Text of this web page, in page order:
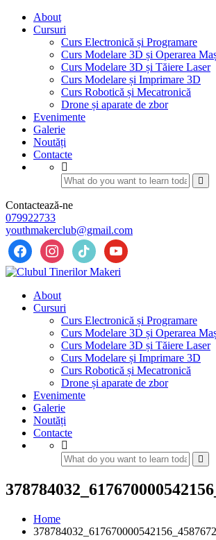
About
Cursuri
Curs Electronică și Programare
Curs Modelare 3D și Operarea
Curs Modelare 3D și Tăiere Laser
Curs Modelare și Imprimare 3D
Curs Robotică și Mecatronică
Drone și aparate de zbor
Evenimente
Galerie
Noutăți
Contacte
Contactează-ne
079922733
youthmakerclub@gmail.com
facebookinstagramtiktok youtube
About
Cursuri
Curs Electronică și Programare
Curs Modelare 3D și Operarea
Curs Modelare 3D și Tăiere Laser
Curs Modelare și Imprimare 3D
Curs Robotică și Mecatronică
Drone și aparate de zbor
Evenimente
Galerie
Noutăți
Contacte
Home